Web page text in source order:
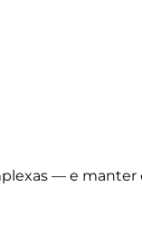
— e manter